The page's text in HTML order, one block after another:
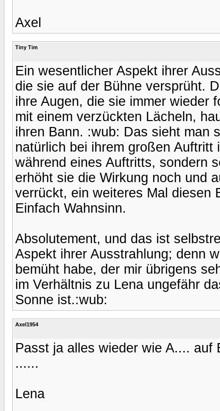
Axel
Tiny Tim
Ein wesentlicher Aspekt ihrer
die sie auf der Bühne versprüht.
ihre Augen, die sie immer wieder
mit einem verzückten Lächeln,
ihren Bann. :wub: Das sieht man
natürlich bei ihrem großen
während eines Auftritts, sondern
erhöht sie die Wirkung noch und
verrückt, ein weiteres Mal diesen
Einfach Wahnsinn.
Absolutement, und das ist
Aspekt ihrer Ausstrahlung; denn
bemüht habe, der mir übrigens
im Verhältnis zu Lena ungefähr
Sonne ist.:wub:
Axel1954
Passt ja alles wieder wie A.... auf
......
Lena